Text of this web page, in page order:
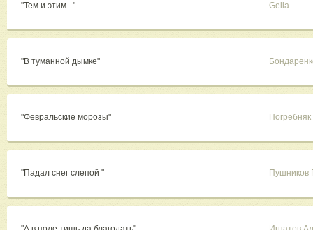
"Тем и этим..." Geila
"В туманной дымке"
"Февральские морозы"
"Падал снег слепой " Пушников